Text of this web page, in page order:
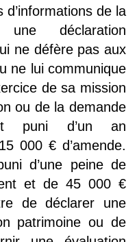
de la
déclaration
ne défère pas aux
ne lui communique
de sa mission
ou de la demande
puni d’un an
000 € d’amende.
d’une peine de
et de 45 000 €
de déclarer une
patrimoine ou de